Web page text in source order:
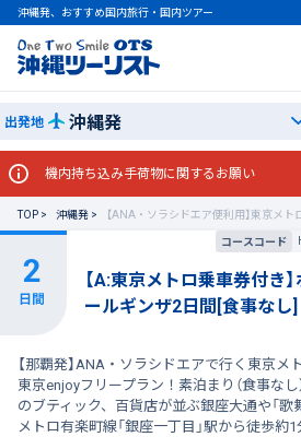
沖縄発、おすすめ国内旅行・国内ツアー
出発地 沖縄発
機内持ち込み手荷物に関するお願い
TOP 沖縄発
コースコード
【A:東京メトロ乗車券付き
ールギンザ2日間[食事なし]
【那覇発】ANA・ソラシドエアで行く東京メ
東京enjoyフリープラン！素泊まり（食事な
のブティック、百貨店が並ぶ銀座大通や「歌
メトロ有楽町線「銀座一丁目」駅から徒歩約1